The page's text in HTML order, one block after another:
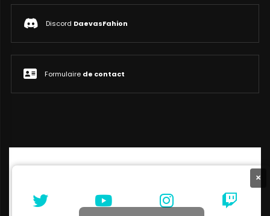
Discord DaevasFahion
Formulaire de contact
×